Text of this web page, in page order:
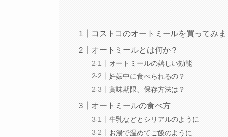
コストコのオートミールを買ってみま
オートミールとは何か？
オートミールの嬉しい効能
妊娠中に食べられるの？
賞味期限、保存方法は？
オートミールの食べ方
牛乳などとシリアルのように
お湯で温めてご飯のように